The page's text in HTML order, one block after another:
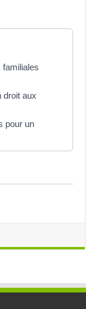
familiales
droit aux
pour un